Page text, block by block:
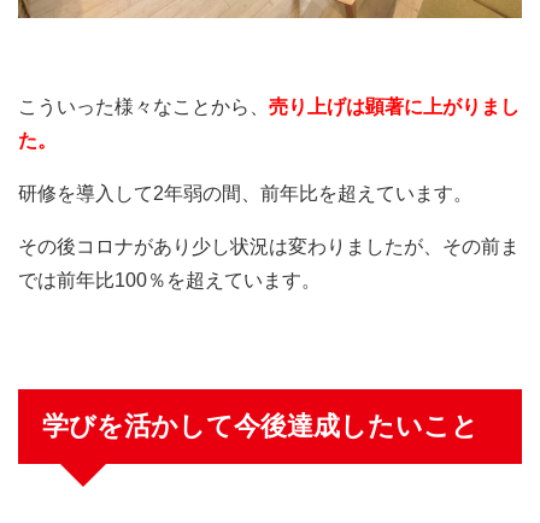
こういった様々なことから、 売り上げは顕著に上がりまし
た。
研修を導入して2年弱の間、前年比を超えています。
その後コロナがあり少し状況は変わりましたが、その前ま
では前年比100％を超えています。
学びを活かして今後達成したいこと